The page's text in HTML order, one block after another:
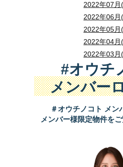
2022年07月
2022年06月
2022年05月
2022年04月
2022年03月
#オウチ
メンバー
＃オウチノコト メン
メンバー様限定物件をご